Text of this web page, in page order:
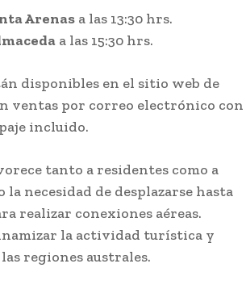
Arenas a las 13:30 hrs.
a las 15:30 hrs.
disponibles en el sitio web de
ventas por correo electrónico con
incluido.
tanto a residentes como a
necesidad de desplazarse hasta
realizar conexiones aéreas.
la actividad turística y
regiones australes.